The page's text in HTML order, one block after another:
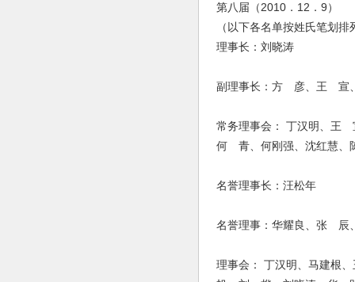
第八届（2010．12．9）
（以下各名单按姓氏笔划排
理事长：刘晓涛
副理事长：方 彦、王 宣
常务理事会： 丁汉明、王
何 青、何刚强、沈红慧、
名誉理事长：汪松年
名誉理事：华耀良、张 辰
理事会： 丁汉明、马建